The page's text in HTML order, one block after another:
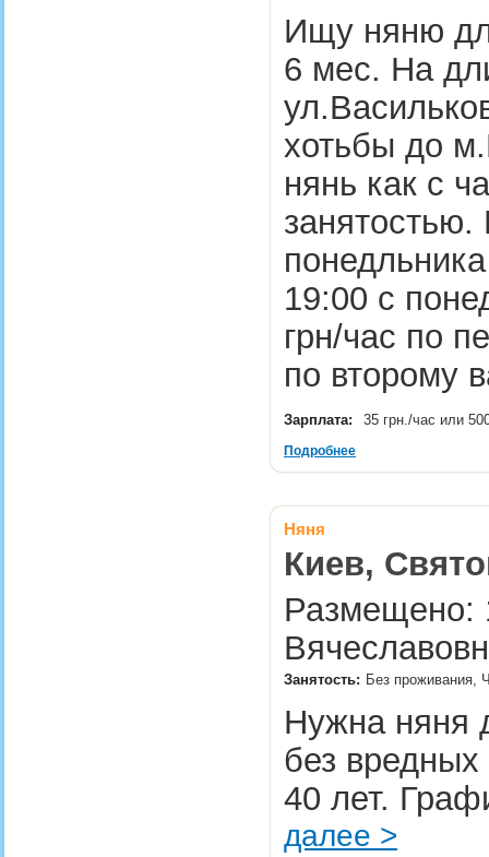
Ищу няню
6 мес. На
хотьбы до
нянь как с
19:00 с
грн/час по
по второму
Зарплата: 35 грн./час или
Подробнее
Няня
Киев,
Размещено:
Занятость: Без проживания,
Нужна няня
без вредных
40 лет.
далее >